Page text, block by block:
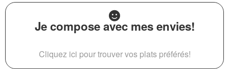
Je compose avec mes envies!
Cliquez ici pour trouver vos plats préférés!